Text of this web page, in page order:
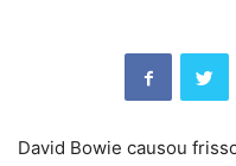
David Bowie causou